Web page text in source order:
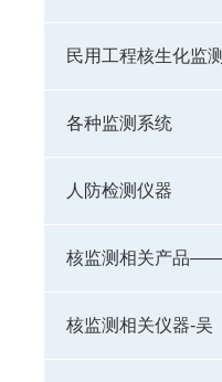
民用工程核生化监
各种监测系统
人防检测仪器
核监测相关产品
核监测相关仪器-吴